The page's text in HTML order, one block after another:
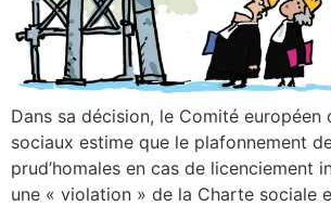
Dans sa décision, le Comité européen
sociaux estime que le plafonnement
prud’homales en cas de licenciement
une « violation » de la Charte sociale